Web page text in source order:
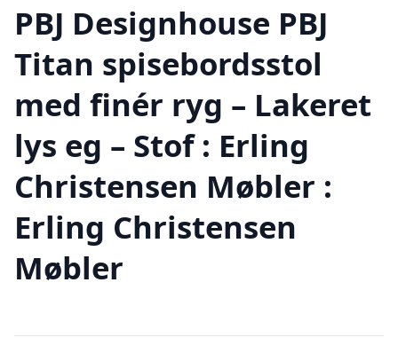
PBJ Designhouse PBJ
Titan spisebordsstol
med finér ryg – Lakeret
lys eg – Stof : Erling
Christensen Møbler :
Erling Christensen
Møbler